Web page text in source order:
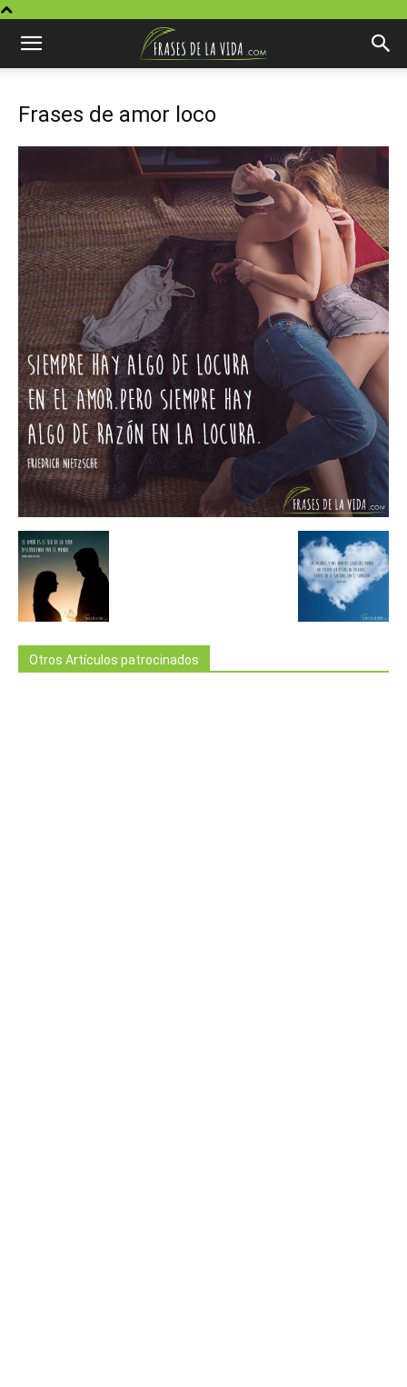
Frases de amor loco
Otros Artículos patrocinados